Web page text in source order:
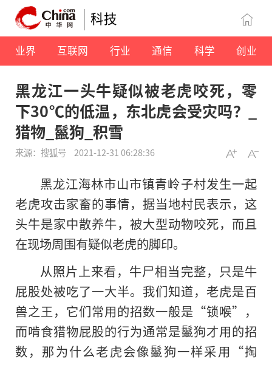
科技
业界 互联网 行业 通信 科学 创业
黑龙江一头牛疑似被老虎咬死，零
下30℃的低温，东北虎会受灾吗？_
猎物_鬣狗_积雪
来源：搜狐号 2021-12-31 06:28:36
黑龙江海林市山市镇青岭子村发生一起
老虎攻击家畜的事情，据当地村民表示，这
头牛是家中散养牛，被大型动物咬死，而且
在现场周围有疑似老虎的脚印。
从照片上来看，牛尸相当完整，只是牛
屁股处被吃了一大半。我们知道，老虎是百
兽之王，它们常用的招数一般是“锁喉”，
而啃食猎物屁股的行为通常是鬣狗才用的招
数，那为什么老虎会像鬣狗一样采用“掏